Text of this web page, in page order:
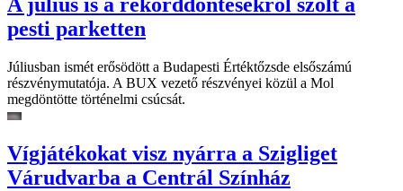
A július is a rekorddöntésekről szólt a
pesti parketten
Júliusban ismét erősödött a Budapesti Értéktőzsde elsőszámú
részvénymutatója. A BUX vezető részvényei közül a Mol
megdöntötte történelmi csúcsát.
Vígjátékokat visz nyárra a Szigliget
Várudvarba a Centrál Színház